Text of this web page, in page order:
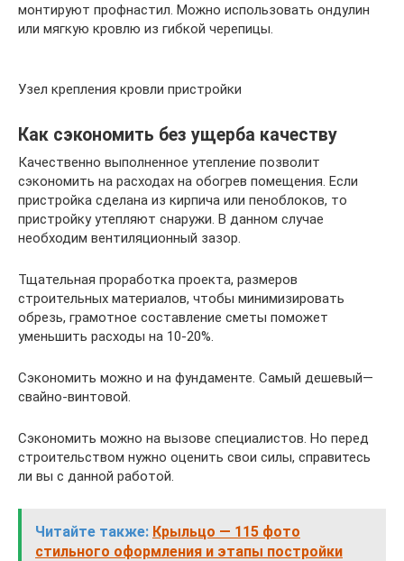
монтируют профнастил. Можно использовать ондулин
или мягкую кровлю из гибкой черепицы.
Узел крепления кровли пристройки
Как сэкономить без ущерба качеству
Качественно выполненное утепление позволит
сэкономить на расходах на обогрев помещения. Если
пристройка сделана из кирпича или пеноблоков, то
пристройку утепляют снаружи. В данном случае
необходим вентиляционный зазор.
Тщательная проработка проекта, размеров
строительных материалов, чтобы минимизировать
обрезь, грамотное составление сметы поможет
уменьшить расходы на 10-20%.
Сэкономить можно и на фундаменте. Самый дешевый—
свайно-винтовой.
Сэкономить можно на вызове специалистов. Но перед
строительством нужно оценить свои силы, справитесь
ли вы с данной работой.
Читайте также: Крыльцо — 115 фото
стильного оформления и этапы постройки